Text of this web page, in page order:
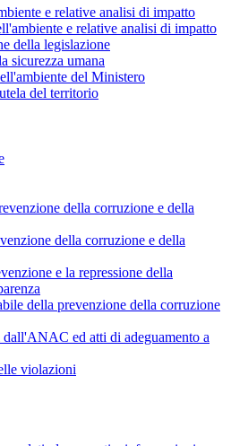
e relative analisi di impatto
e relative analisi di impatto
della legislazione
sicurezza umana
del Ministero
del territorio
della corruzione e della
della corruzione e della
e la repressione della
della prevenzione della corruzione
ed atti di adeguamento a
violazioni